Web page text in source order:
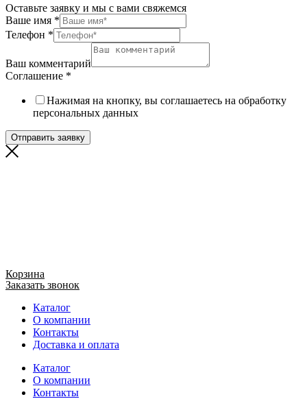
Оставьте заявку и мы с вами свяжемся
Ваше имя *
Телефон *
Ваш комментарий
Соглашение *
Нажимая на кнопку, вы соглашаетесь на обработку
персональных данных
Отправить заявку
Корзина
Заказать звонок
Каталог
О компании
Контакты
Доставка и оплата
Каталог
О компании
Контакты